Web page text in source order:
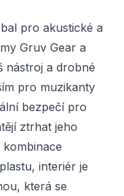
pro akustické a
Gruv Gear a
nástroj a drobné
pro muzikanty
bezpečí pro
ztrhat jeho
interiér je
která se